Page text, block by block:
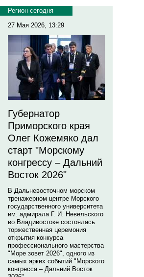
Регион сегодня
27 Мая 2026, 13:29
Губернатор
Приморского края
Олег Кожемяко дал
старт "Морскому
конгрессу – Дальний
Восток 2026"
В Дальневосточном морском
тренажерном центре Морского
государственного университета
им. адмирала Г. И. Невельского
во Владивостоке состоялась
торжественная церемония
открытия конкурса
профессионального мастерства
"Море зовет 2026", одного из
самых ярких событий "Морского
конгресса – Дальний Восток